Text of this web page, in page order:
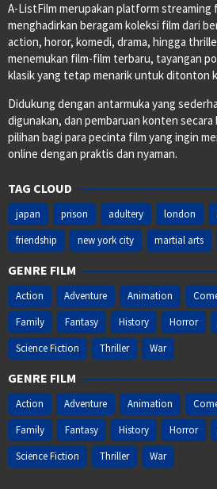
A-ListFilm merupakan platform streaming
menghadirkan beragam koleksi film dari
action, horor, komedi, drama, hingga
menemukan film-film terbaru, tayangan
klasik yang tetap menarik untuk ditonton
Didukung dengan antarmuka yang
digunakan, dan pembaruan konten secara
pilihan bagi para pecinta film yang ingin
online dengan praktis dan nyaman.
TAG CLOUD
japan prison adultery london
friendship
new york city martial arts
GENRE FILM
Action Adventure Animation
Family
Fantasy History Horror
Science Fiction
Thriller War
GENRE FILM
Action Adventure Animation
Family
Fantasy History Horror
Science Fiction
Thriller War